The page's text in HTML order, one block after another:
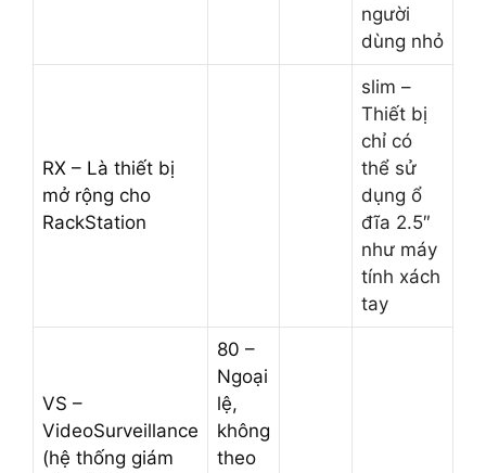
người
dùng nhỏ
RX – Là thiết bị
mở rộng cho
RackStation
slim –
Thiết bị
chỉ có
thể sử
dụng ổ
đĩa 2.5″
như máy
tính xách
tay
VS –
VideoSurveillance
(hệ thống giám
80 –
Ngoại
lệ,
không
theo